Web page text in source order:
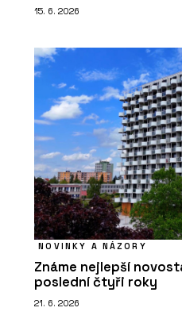
15. 6. 2026
NOVINKY A NÁZORY
Známe nejlepší
poslední čtyři roky
21. 6. 2026